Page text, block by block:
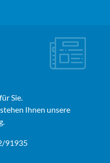
Sie.
Ihnen unsere
91935